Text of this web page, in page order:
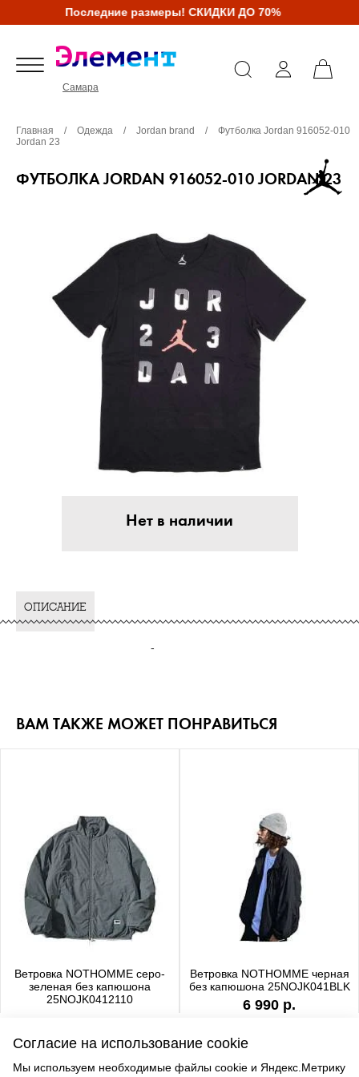
Последние размеры! СКИДКИ ДО 70%
Самара
Главная / Одежда / Jordan brand /
Футболка Jordan 916052-010
Jordan 23
ФУТБОЛКА JORDAN 916052-010 JORDAN 23
Нет в наличии
ОПИСАНИЕ
-
ВАМ ТАКЖЕ МОЖЕТ ПОНРАВИТЬСЯ
Ветровка NOTHOMME серо-
зеленая без капюшона
25NOJK0412110
Ветровка NOTHOMME черная
без капюшона 25NOJK041BLK
6 990 р.
Согласие на использование cookie
Мы используем необходимые файлы cookie и Яндекс.Метрику